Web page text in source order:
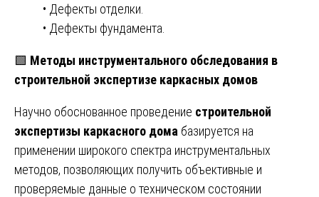
• Дефекты отделки.
• Дефекты фундамента.
🟩 Методы инструментального обследования в
строительной экспертизе каркасных домов
Научно обоснованное проведение строительной
экспертизы каркасного дома базируется на
применении широкого спектра инструментальных
методов, позволяющих получить объективные и
проверяемые данные о техническом состоянии